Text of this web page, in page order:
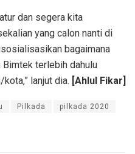
dan segera kita
yang calon nanti di
bagaimana
terlebih dahulu
lanjut dia. [Ahlul Fikar]
Pilkada pilkada 2020